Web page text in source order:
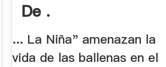
De .
... La Niña" amenazan la
vida de las ballenas en el